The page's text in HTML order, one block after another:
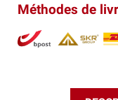
Méthodes de